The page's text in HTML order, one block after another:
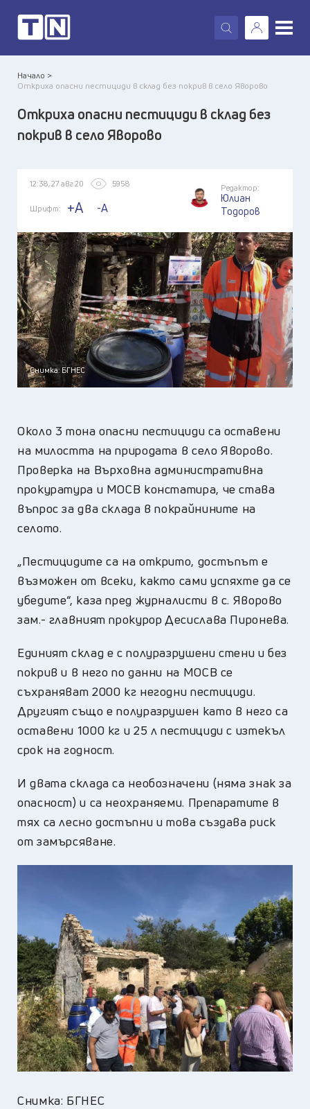
X
Начало >
Откриха опасни пестициди в склад без покрив в село Яворово
Откриха опасни пестициди в склад без
покрив в село Яворово
12:38, 27 авг 20 5958
Шрифт: +A -A
Редактор:
Юлиан
Тодоров
Снимка: БГНЕС
Около 3 тона опасни пестициди са оставени
на милостта на природата в село Яворово.
Проверка на Върховна административна
прокуратура и МОСВ констатира, че става
въпрос за два склада в покрайнините на
селото.
„Пестицидите са на открито, достъпът е
възможен от всеки, както сами успяхте да се
убедите“, каза пред журналисти в с. Яворово
зам.- главният прокурор Десислава Пиронева.
Единият склад е с полуразрушени стени и без
покрив и в него по данни на МОСВ се
съхраняват 2000 кг негодни пестициди.
Другият също е полуразрушен като в него са
оставени 1000 кг и 25 л пестициди с изтекъл
срок на годност.
И двата склада са необозначени (няма знак за
опасност) и са неохраняеми. Препаратите в
тях са лесно достъпни и това създава риск
от замърсяване.
Снимка: БГНЕС